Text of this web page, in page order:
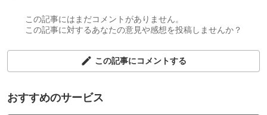
この記事にはまだコメントがありません。
この記事に対するあなたの意見や感想を投稿しませんか？
この記事にコメントする
おすすめのサービス